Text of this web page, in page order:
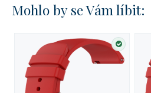
Mohlo by se Vám líbit:
SKLADEM